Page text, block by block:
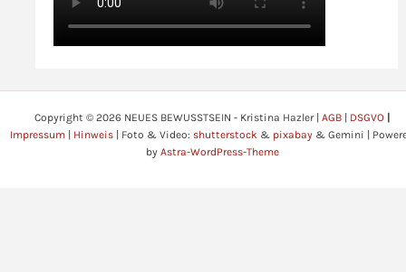
Copyright © 2026 NEUES BEWUSSTSEIN - Kristina Hazler | AGB| DSGVO|
Impressum
Hinweis | Foto & Video: shutterstock & pixabay & Gemini |
by Astra-WordPress-Theme